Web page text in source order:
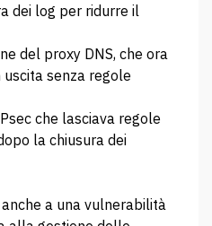
dei log per ridurre il
del proxy DNS, che ora
senza regole
che lasciava regole
la chiusura dei
a una vulnerabilità